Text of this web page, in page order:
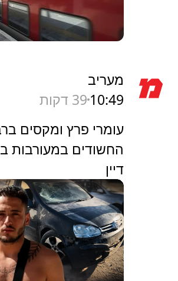
מעריב
10:49 39 דקות
עומרי פרץ ומקסים
החשודים במעורבות
דיין